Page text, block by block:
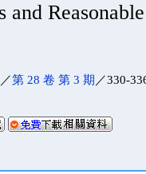
and
／第 28 卷 第 3 期 ／330-